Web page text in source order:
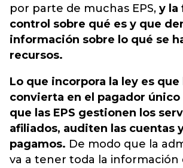
por parte de muchas EPS, y la
control sobre qué es y que
información sobre lo qué se
recursos.
Lo que incorpora la ley es que
convierta en el pagador
que las EPS gestionen los
afiliados, auditen las cuentas
pagamos. De modo que la
va a tener toda la información